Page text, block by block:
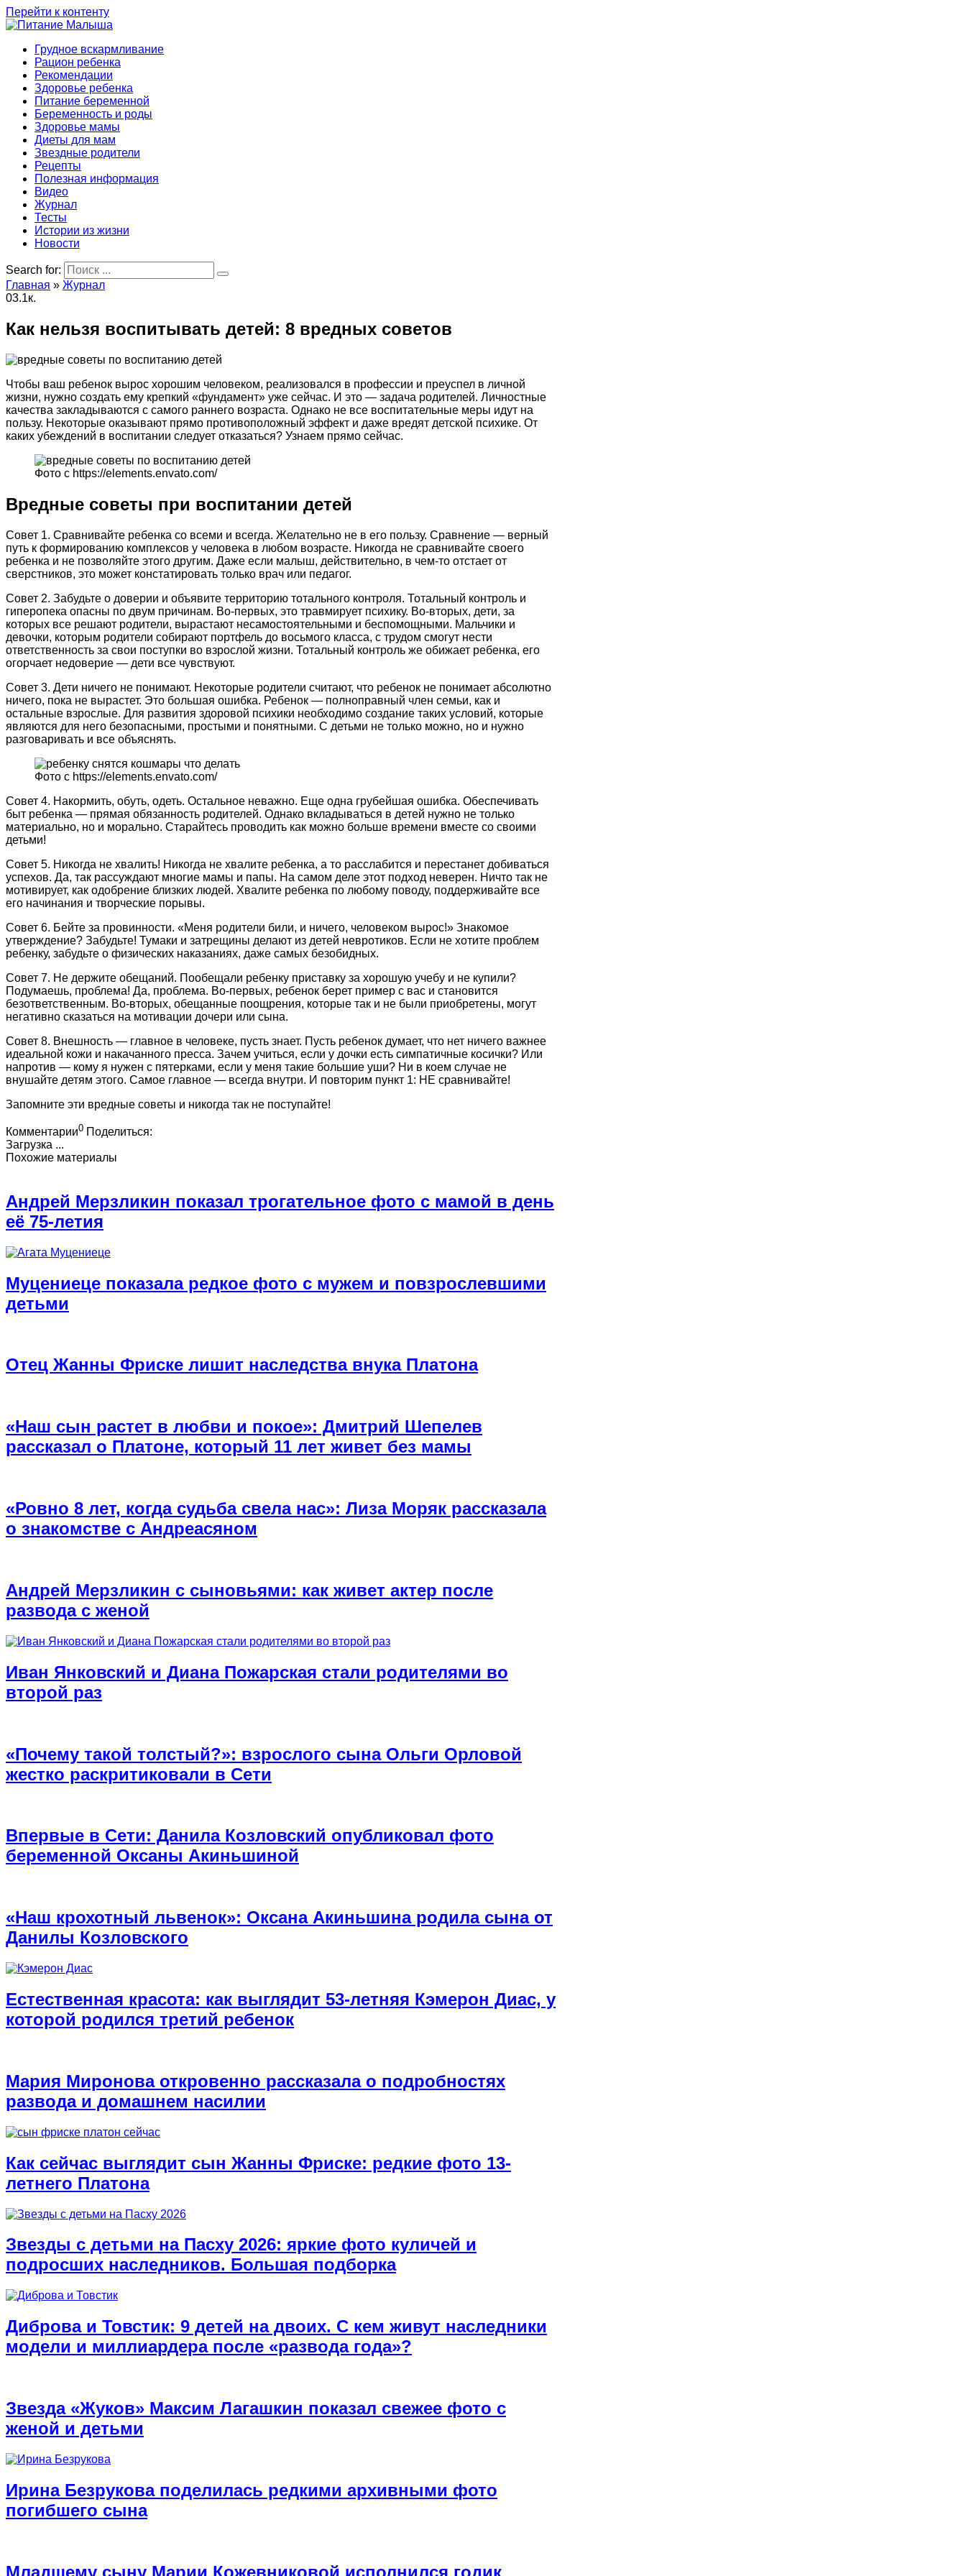
Перейти к контенту
Грудное вскармливание
Рацион ребенка
Рекомендации
Здоровье ребенка
Питание беременной
Беременность и роды
Здоровье мамы
Диеты для мам
Звездные родители
Рецепты
Полезная информация
Видео
Журнал
Тесты
Истории из жизни
Новости
Search for:
Главная » Журнал
03.1к.
Как нельзя воспитывать детей: 8 вредных советов
Чтобы ваш ребенок вырос хорошим человеком, реализовался в профессии и преуспел в личной
жизни, нужно создать ему крепкий «фундамент» уже сейчас. И это — задача родителей. Личностные
качества закладываются с самого раннего возраста. Однако не все воспитательные меры идут на
пользу. Некоторые оказывают прямо противоположный эффект и даже вредят детской психике. От
каких убеждений в воспитании следует отказаться? Узнаем прямо сейчас.
Фото с https://elements.envato.com/
Вредные советы при воспитании детей
Совет 1. Сравнивайте ребенка со всеми и всегда. Желательно не в его пользу. Сравнение — верный
путь к формированию комплексов у человека в любом возрасте. Никогда не сравнивайте своего
ребенка и не позволяйте этого другим. Даже если малыш, действительно, в чем-то отстает от
сверстников, это может констатировать только врач или педагог.
Совет 2. Забудьте о доверии и объявите территорию тотального контроля. Тотальный контроль и
гиперопека опасны по двум причинам. Во-первых, это травмирует психику. Во-вторых, дети, за
которых все решают родители, вырастают несамостоятельными и беспомощными. Мальчики и
девочки, которым родители собирают портфель до восьмого класса, с трудом смогут нести
ответственность за свои поступки во взрослой жизни. Тотальный контроль же обижает ребенка, его
огорчает недоверие — дети все чувствуют.
Совет 3. Дети ничего не понимают. Некоторые родители считают, что ребенок не понимает абсолютно
ничего, пока не вырастет. Это большая ошибка. Ребенок — полноправный член семьи, как и
остальные взрослые. Для развития здоровой психики необходимо создание таких условий, которые
являются для него безопасными, простыми и понятными. С детьми не только можно, но и нужно
разговаривать и все объяснять.
Фото с https://elements.envato.com/
Совет 4. Накормить, обуть, одеть. Остальное неважно. Еще одна грубейшая ошибка. Обеспечивать
быт ребенка — прямая обязанность родителей. Однако вкладываться в детей нужно не только
материально, но и морально. Старайтесь проводить как можно больше времени вместе со своими
детьми!
Совет 5. Никогда не хвалить! Никогда не хвалите ребенка, а то расслабится и перестанет добиваться
успехов. Да, так рассуждают многие мамы и папы. На самом деле этот подход неверен. Ничто так не
мотивирует, как одобрение близких людей. Хвалите ребенка по любому поводу, поддерживайте все
его начинания и творческие порывы.
Совет 6. Бейте за провинности. «Меня родители били, и ничего, человеком вырос!» Знакомое
утверждение? Забудьте! Тумаки и затрещины делают из детей невротиков. Если не хотите проблем
ребенку, забудьте о физических наказаниях, даже самых безобидных.
Совет 7. Не держите обещаний. Пообещали ребенку приставку за хорошую учебу и не купили?
Подумаешь, проблема! Да, проблема. Во-первых, ребенок берет пример с вас и становится
безответственным. Во-вторых, обещанные поощрения, которые так и не были приобретены, могут
негативно сказаться на мотивации дочери или сына.
Совет 8. Внешность — главное в человеке, пусть знает. Пусть ребенок думает, что нет ничего важнее
идеальной кожи и накачанного пресса. Зачем учиться, если у дочки есть симпатичные косички? Или
напротив — кому я нужен с пятерками, если у меня такие большие уши? Ни в коем случае не
внушайте детям этого. Самое главное — всегда внутри. И повторим пункт 1: НЕ сравнивайте!
Запомните эти вредные советы и никогда так не поступайте!
Комментарии0 Поделиться:
Загрузка ...
Похожие материалы
Андрей Мерзликин показал трогательное фото с мамой в день
её 75-летия
Муцениеце показала редкое фото с мужем и повзрослевшими
детьми
Отец Жанны Фриске лишит наследства внука Платона
«Наш сын растет в любви и покое»: Дмитрий Шепелев
рассказал о Платоне, который 11 лет живет без мамы
«Ровно 8 лет, когда судьба свела нас»: Лиза Моряк рассказала
о знакомстве с Андреасяном
Андрей Мерзликин с сыновьями: как живет актер после
развода с женой
Иван Янковский и Диана Пожарская стали родителями во
второй раз
«Почему такой толстый?»: взрослого сына Ольги Орловой
жестко раскритиковали в Сети
Впервые в Сети: Данила Козловский опубликовал фото
беременной Оксаны Акиньшиной
«Наш крохотный львенок»: Оксана Акиньшина родила сына от
Данилы Козловского
Естественная красота: как выглядит 53-летняя Кэмерон Диас, у
которой родился третий ребенок
Мария Миронова откровенно рассказала о подробностях
развода и домашнем насилии
Как сейчас выглядит сын Жанны Фриске: редкие фото 13-
летнего Платона
Звезды с детьми на Пасху 2026: яркие фото куличей и
подросших наследников. Большая подборка
Диброва и Товстик: 9 детей на двоих. С кем живут наследники
модели и миллиардера после «развода года»?
Звезда «Жуков» Максим Лагашкин показал свежее фото с
женой и детьми
Ирина Безрукова поделилась редкими архивными фото
погибшего сына
Младшему сыну Марии Кожевниковой исполнился годик